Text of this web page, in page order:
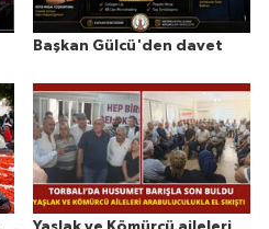
Başkan Gülcü'den davet